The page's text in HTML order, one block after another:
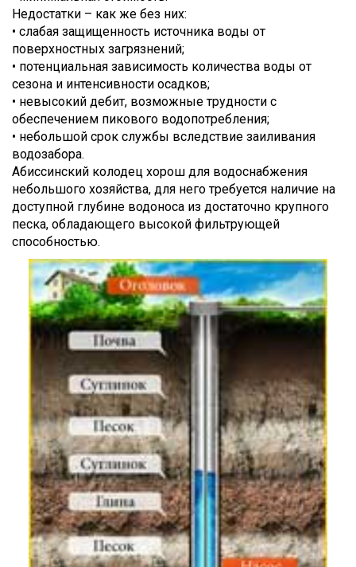
Недостатки – как же без них:
• слабая защищенность источника воды от
поверхностных загрязнений;
• потенциальная зависимость количества воды от
сезона и интенсивности осадков;
• невысокий дебит, возможные трудности с
обеспечением пикового водопотребления;
• небольшой срок службы вследствие заиливания
водозабора.
Абиссинский колодец хорош для водоснабжения
небольшого хозяйства, для него требуется наличие на
доступной глубине водоноса из достаточно крупного
песка, обладающего высокой фильтрующей
способностью.